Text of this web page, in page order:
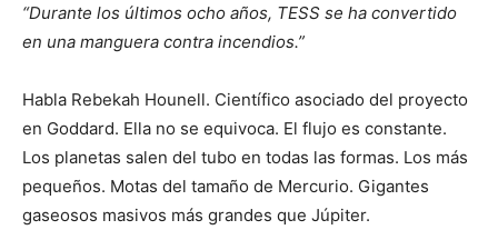
“Durante los últimos ocho años, TESS se ha convertido
en una manguera contra incendios.”
Habla Rebekah Hounell. Científico asociado del proyecto
en Goddard. Ella no se equivoca. El flujo es constante.
Los planetas salen del tubo en todas las formas. Los más
pequeños. Motas del tamaño de Mercurio. Gigantes
gaseosos masivos más grandes que Júpiter.